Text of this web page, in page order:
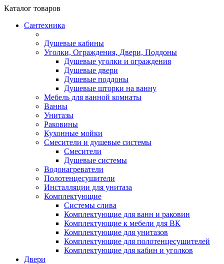
Каталог товаров
Сантехника
Душевые кабины
Уголки, Ограждения, Двери, Поддоны
Душевые уголки и ограждения
Душевые двери
Душевые поддоны
Душевые шторки на ванну
Мебель для ванной комнаты
Ванны
Унитазы
Раковины
Кухонные мойки
Смесители и душевые системы
Смесители
Душевые системы
Водонагреватели
Полотенцесушители
Инсталляции для унитаза
Комплектующие
Системы слива
Комплектующие для ванн и раковин
Комплектующие к мебели для ВК
Комплектующие для унитазов
Комплектующие для полотенцесушителей
Комплектующие для кабин и уголков
Двери